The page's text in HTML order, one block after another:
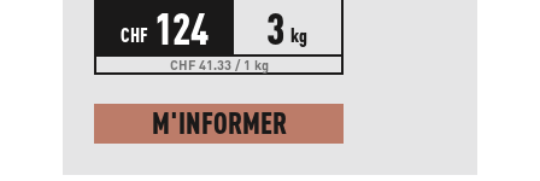
CHF 124 3 kg
CHF 41.33 / 1 kg
M'INFORMER